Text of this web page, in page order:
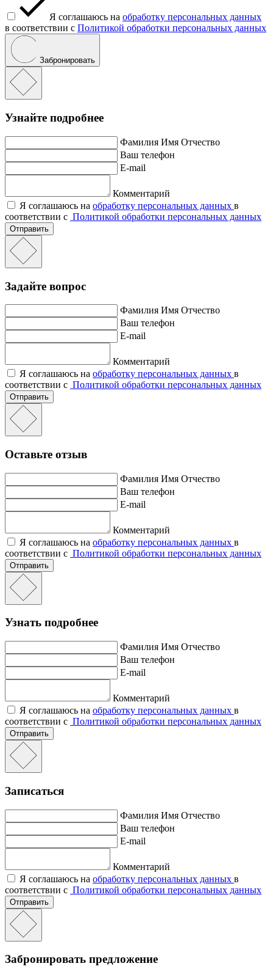
Я соглашаюсь на обработку персональных данных
в соответствии с Политикой обработки персональных данных
Забронировать
Узнайте подробнее
Фамилия Имя Отчество
Ваш телефон
E-mail
Комментарий
Я соглашаюсь на обработку персональных данных в
соответствии с Политикой обработки персональных данных
Отправить
Задайте вопрос
Фамилия Имя Отчество
Ваш телефон
E-mail
Комментарий
Я соглашаюсь на обработку персональных данных в
соответствии с Политикой обработки персональных данных
Отправить
Оставьте отзыв
Фамилия Имя Отчество
Ваш телефон
E-mail
Комментарий
Я соглашаюсь на обработку персональных данных в
соответствии с Политикой обработки персональных данных
Отправить
Узнать подробнее
Фамилия Имя Отчество
Ваш телефон
E-mail
Комментарий
Я соглашаюсь на обработку персональных данных в
соответствии с Политикой обработки персональных данных
Отправить
Записаться
Фамилия Имя Отчество
Ваш телефон
E-mail
Комментарий
Я соглашаюсь на обработку персональных данных в
соответствии с Политикой обработки персональных данных
Отправить
Забронировать предложение